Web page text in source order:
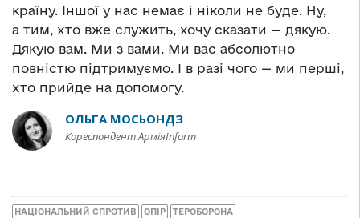
країну. Іншої у нас немає і ніколи не буде. Ну,
а тим, хто вже служить, хочу сказати — дякую.
Дякую вам. Ми з вами. Ми вас абсолютно
повністю підтримуємо. І в разі чого — ми перші,
хто прийде на допомогу.
ОЛЬГА МОСЬОНДЗ
Кореспондент АрміяInform
НАЦІОНАЛЬНИЙ СПРОТИВ ОПІР ТЕРОБОРОНА